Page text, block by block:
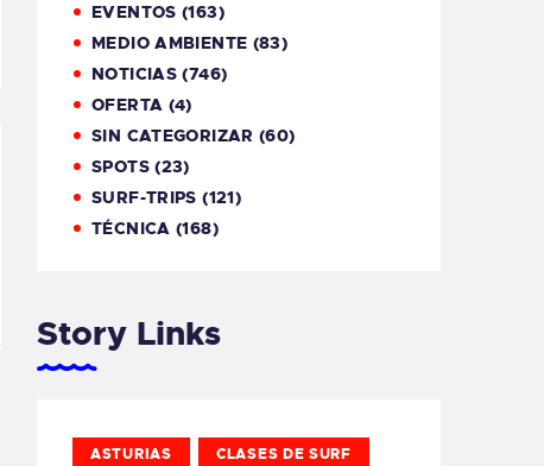
EVENTOS (163)
MEDIO AMBIENTE (83)
NOTICIAS (746)
OFERTA (4)
SIN CATEGORIZAR (60)
SPOTS(23)
SURF-TRIPS (121)
TÉCNICA (168)
Story Links
ASTURIAS CLASES DE SURF